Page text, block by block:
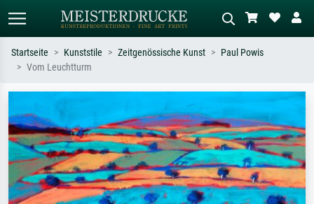
oder Stilen – z.B. Monet,
Sternennacht, Impressionismus, Welle
Hokusai, Akt.
Beschreiben Sie die Szene – z.B. Grüne
Wiese, Abstrakt mit viel Rot, Dunkles
Ölgemälde, Stehender Akt neben einem
Baum.
Startseite Kunststile Zeitgenössische Kunst
Paul Powis
Vom Leuchtturm